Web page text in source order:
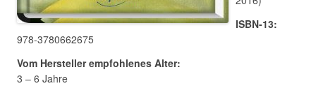
ISBN-13:
978-3780662675
Vom Hersteller empfohlenes Alter:
3 – 6 Jahre